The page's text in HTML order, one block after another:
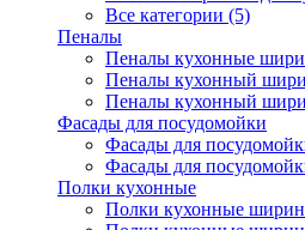
Все категории (5)
Пеналы
Пеналы кухонные
Пеналы кухонный
Пеналы кухонный
Фасады для посудомойки
Фасады для
Фасады для
Полки кухонные
Полки кухонные